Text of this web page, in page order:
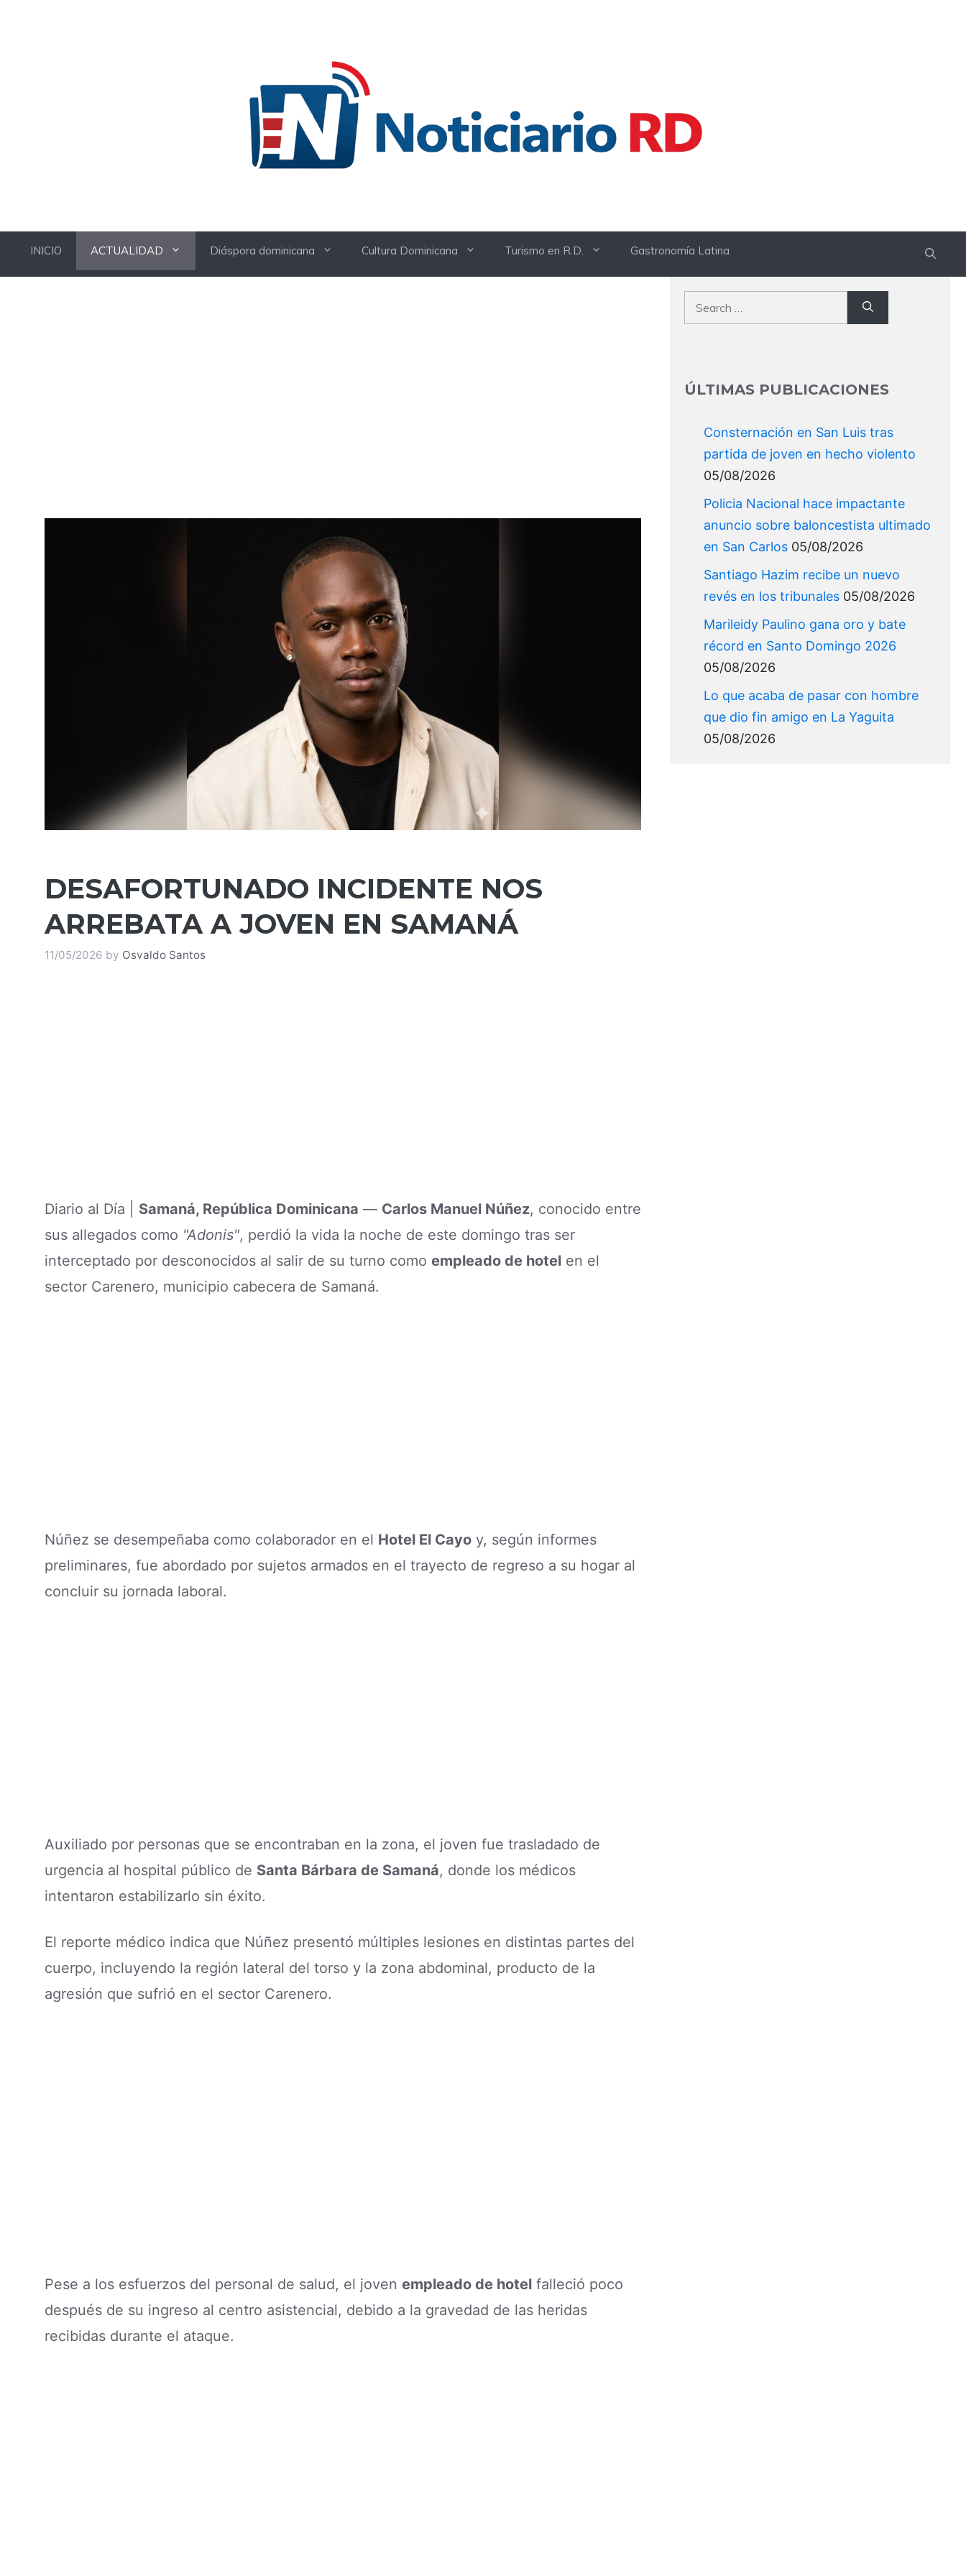
INICIO ACTUALIDAD Diáspora dominicana Cultura Dominicana Turismo en R.D. Gastronomía Latina
DESAFORTUNADO INCIDENTE NOS
ARREBATA A JOVEN EN SAMANÁ
11/05/2026 by Osvaldo Santos
Diario al Día | Samaná, República Dominicana — Carlos Manuel Núñez, conocido entre
sus allegados como "Adonis", perdió la vida la noche de este domingo tras ser
interceptado por desconocidos al salir de su turno como empleado de hotel en el
sector Carenero, municipio cabecera de Samaná.
Núñez se desempeñaba como colaborador en el Hotel El Cayo y, según informes
preliminares, fue abordado por sujetos armados en el trayecto de regreso a su hogar al
concluir su jornada laboral.
Auxiliado por personas que se encontraban en la zona, el joven fue trasladado de
urgencia al hospital público de Santa Bárbara de Samaná, donde los médicos
intentaron estabilizarlo sin éxito.
El reporte médico indica que Núñez presentó múltiples lesiones en distintas partes del
cuerpo, incluyendo la región lateral del torso y la zona abdominal, producto de la
agresión que sufrió en el sector Carenero.
Pese a los esfuerzos del personal de salud, el joven empleado de hotel falleció poco
después de su ingreso al centro asistencial, debido a la gravedad de las heridas
recibidas durante el ataque.
Search
for:
ÚLTIMAS PUBLICACIONES
Consternación en San Luis tras
partida de joven en hecho violento
05/08/2026
Policia Nacional hace impactante
anuncio sobre baloncestista ultimado
en San Carlos 05/08/2026
Santiago Hazim recibe un nuevo
revés en los tribunales 05/08/2026
Marileidy Paulino gana oro y bate
récord en Santo Domingo 2026
05/08/2026
Lo que acaba de pasar con hombre
que dio fin amigo en La Yaguita
05/08/2026